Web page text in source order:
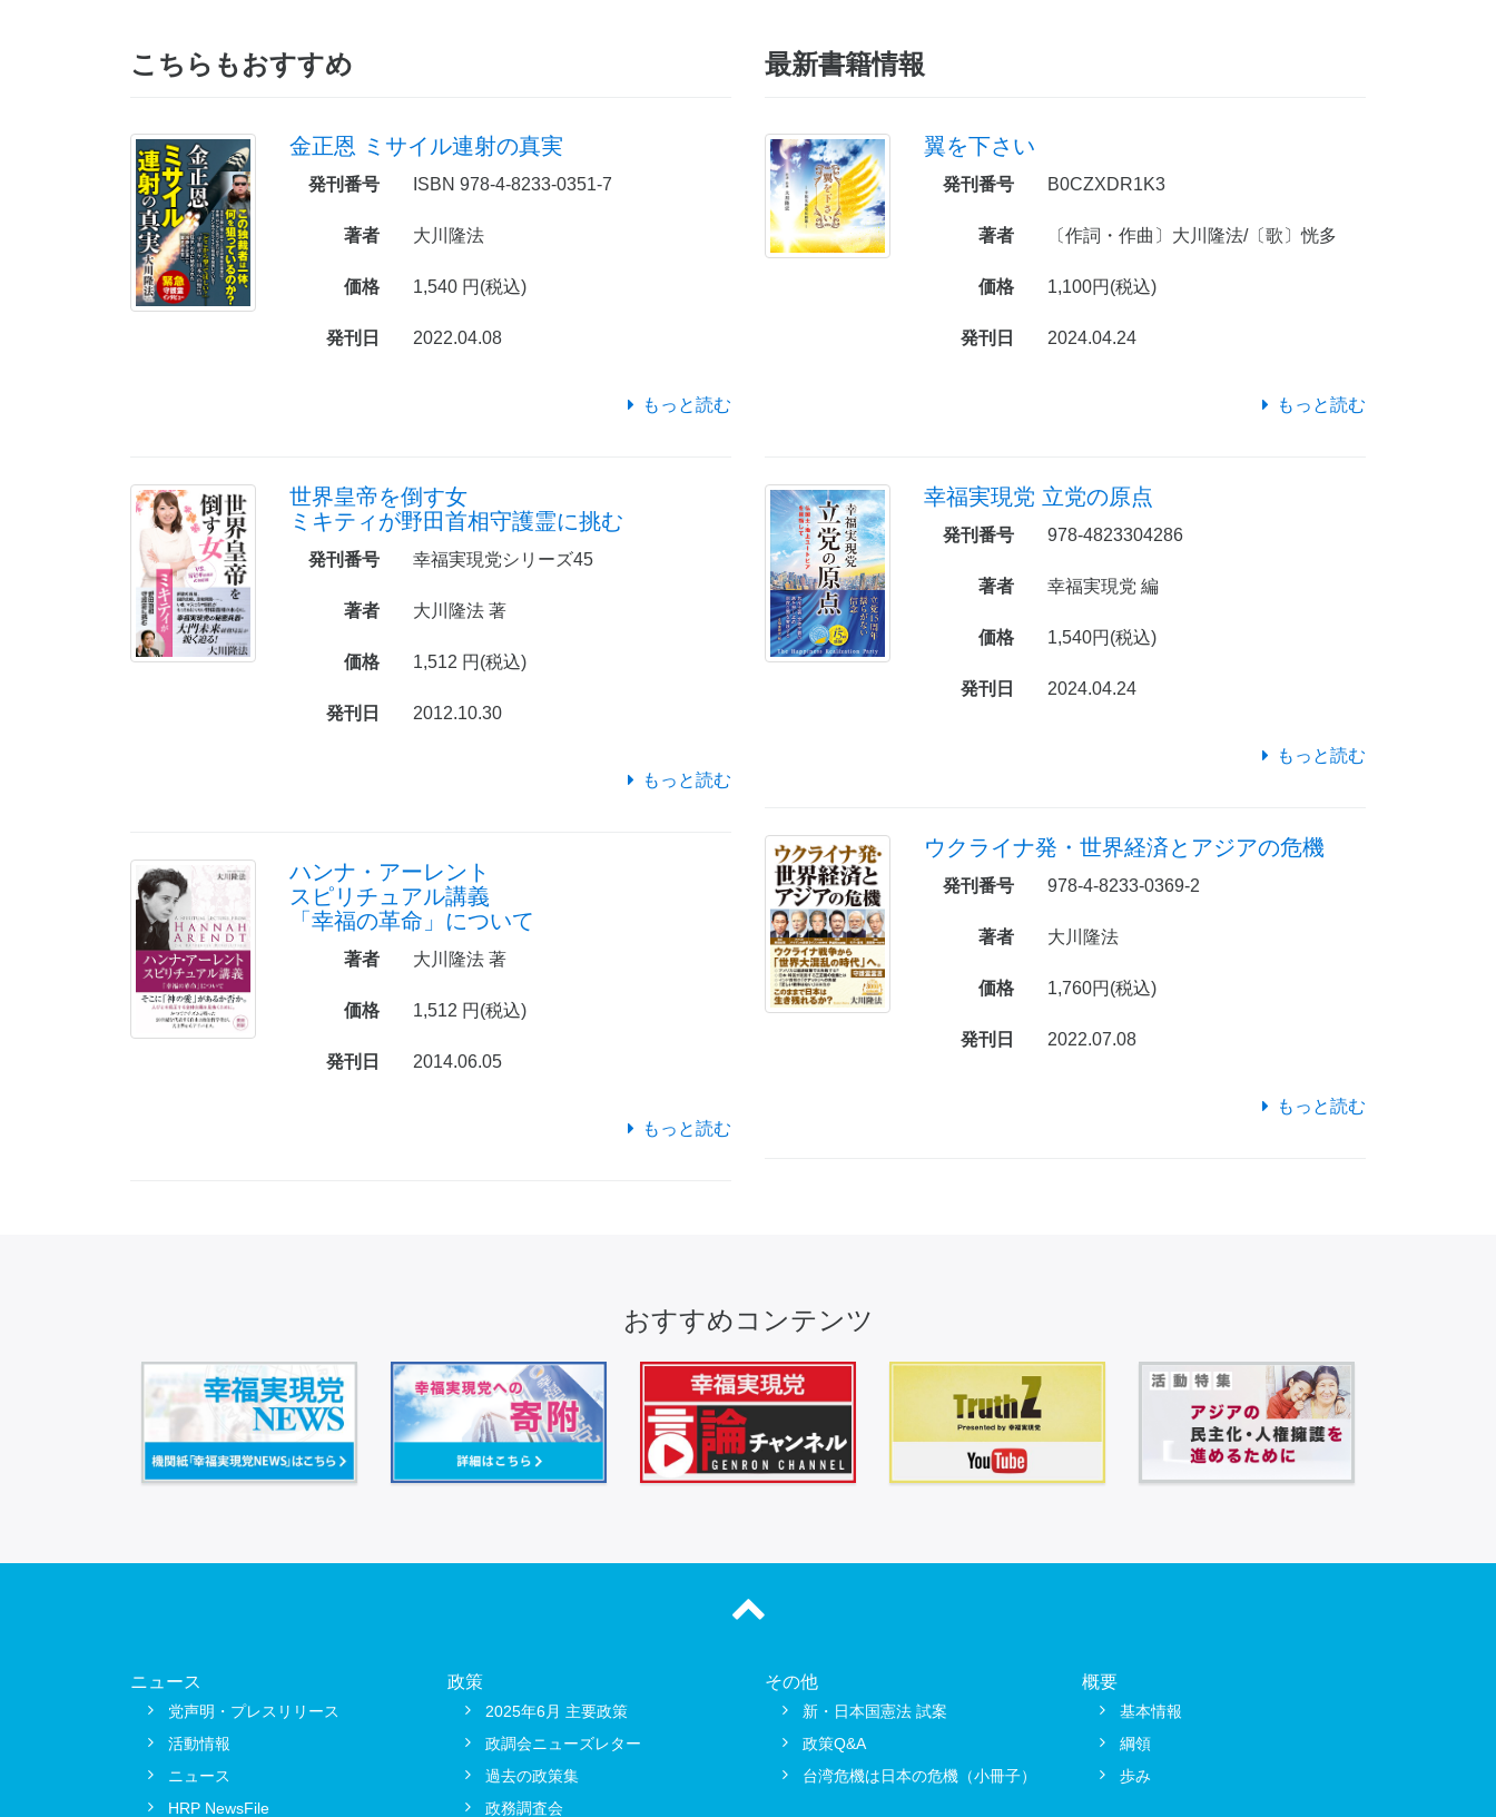
こちらもおすすめ
金正恩 ミサイル連射の真実
発刊番号 ISBN 978-4-8233-0351-7
著者 大川隆法
価格 1,540 円(税込)
発刊日 2022.04.08
もっと読む
世界皇帝を倒す女
ミキティが野田首相守護霊に挑む
発刊番号 幸福実現党シリーズ45
著者 大川隆法 著
価格 1,512 円(税込)
発刊日 2012.10.30
もっと読む
ハンナ・アーレント
スピリチュアル講義
「幸福の革命」について
著者 大川隆法 著
価格 1,512 円(税込)
発刊日 2014.06.05
もっと読む
最新書籍情報
翼を下さい
発刊番号 B0CZXDR1K3
著者 〔作詞・作曲〕大川隆法/〔歌〕恍多
価格 1,100円(税込)
発刊日 2024.04.24
もっと読む
幸福実現党 立党の原点
発刊番号 978-4823304286
著者 幸福実現党 編
価格 1,540円(税込)
発刊日 2024.04.24
もっと読む
ウクライナ発・世界経済とアジアの危機
発刊番号 978-4-8233-0369-2
著者 大川隆法
価格 1,760円(税込)
発刊日 2022.07.08
もっと読む
おすすめコンテンツ
ニュース
党声明・プレスリリース
活動情報
ニュース
HRP NewsFile
政策
2025年6月 主要政策
政調会ニューズレター
過去の政策集
政務調査会
その他
新・日本国憲法 試案
政策Q&A
台湾危機は日本の危機（小冊子）
概要
基本情報
綱領
歩み